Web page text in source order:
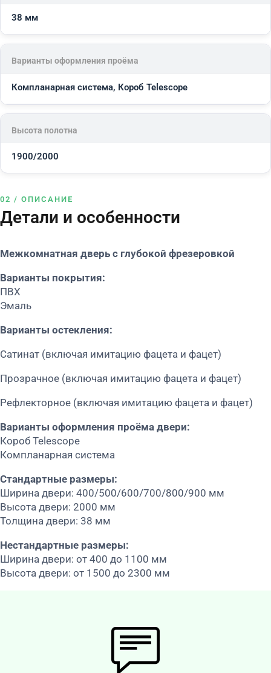
38 мм
Варианты оформления проёма
Компланарная система, Короб Telescope
Высота полотна
1900/2000
02 / ОПИСАНИЕ
Детали и особенности
Межкомнатная дверь с глубокой фрезеровкой
Варианты покрытия:
ПВХ
Эмаль
Варианты остекления:
Сатинат (включая имитацию фацета и фацет)
Прозрачное (включая имитацию фацета и фацет)
Рефлекторное (включая имитацию фацета и фацет)
Варианты оформления проёма двери:
Короб Telescope
Компланарная система
Стандартные размеры:
Ширина двери: 400/500/600/700/800/900 мм
Высота двери: 2000 мм
Толщина двери: 38 мм
Нестандартные размеры:
Ширина двери: от 400 до 1100 мм
Высота двери: от 1500 до 2300 мм